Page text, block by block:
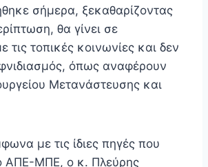
σήμερα, ξεκαθαρίζοντας
θα γίνει σε
τις τοπικές κοινωνίες και δεν
όπως αναφέρουν
Μετανάστευσης και
με τις ίδιες πηγές που
ΑΠΕ-ΜΠΕ, ο κ. Πλεύρης